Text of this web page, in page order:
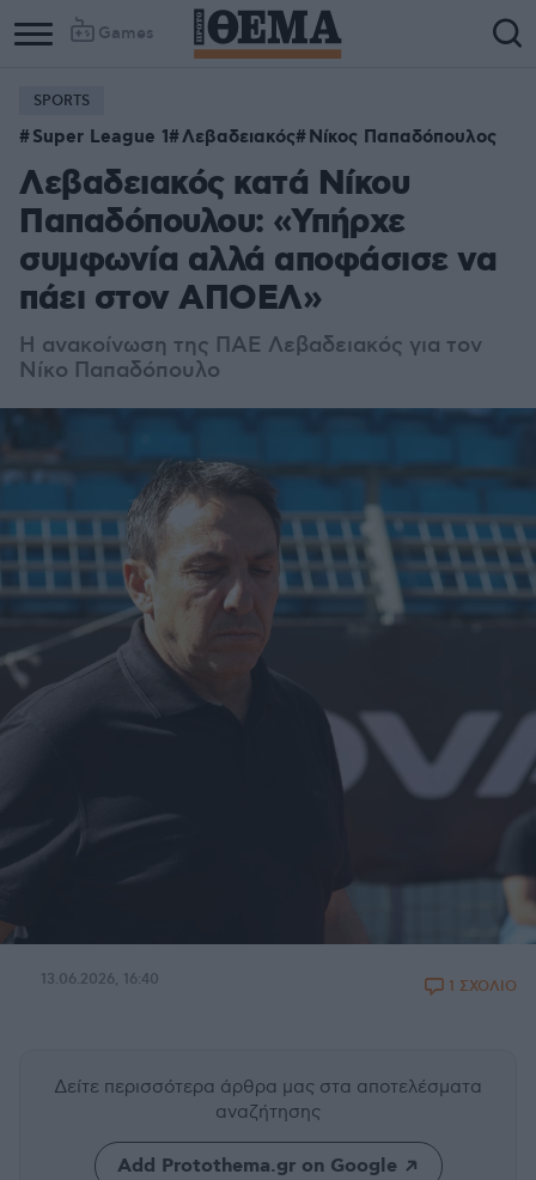
Games
SPORTS
Super League 1 Λεβαδειακός Νίκος Παπαδόπουλος
Λεβαδειακός κατά Νίκου
Παπαδόπουλου: «Υπήρχε
συμφωνία αλλά αποφάσισε να
πάει στον ΑΠΟΕΛ»
Η ανακοίνωση της ΠΑΕ Λεβαδειακός για τον
Νίκο Παπαδόπουλο
13.06.2026, 16:40 1 ΣΧΟΛΙΟ
Δείτε περισσότερα άρθρα μας στα αποτελέσματα
αναζήτησης
Add Protothema.gr on Google